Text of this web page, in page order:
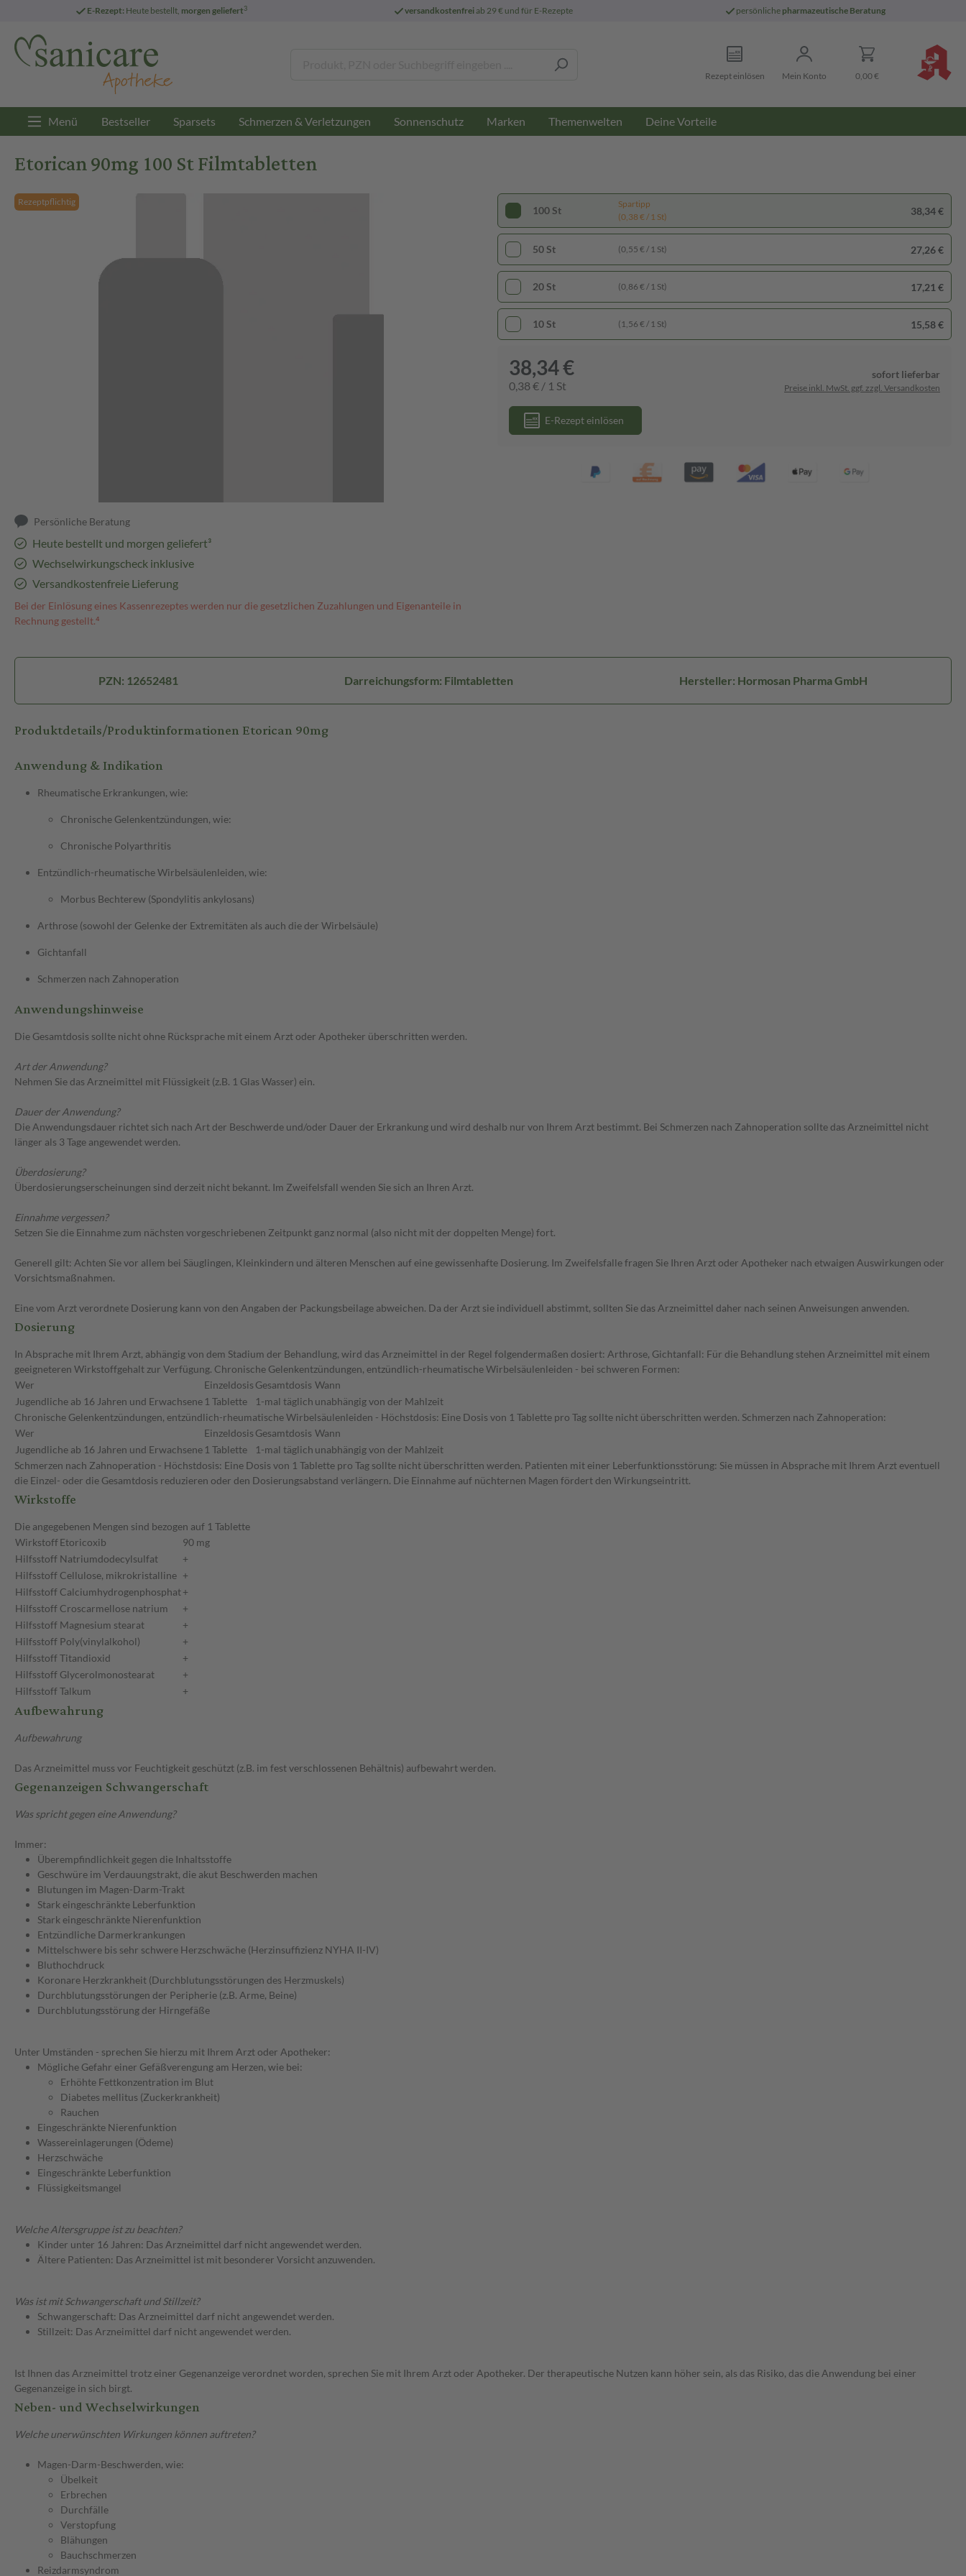
E-Rezept: Heute bestellt, morgen geliefert3 versandkostenfreiab 29 € und für E-Rezepte persönliche pharmazeutische Beratung
Rezept einlösen Mein Konto 0,00 €
Menü Bestseller Sparsets Schmerzen & Verletzungen Sonnenschutz Marken Themenwelten Deine Vorteile
Etorican 90mg 100 St Filmtabletten
Rezeptpflichtig
Persönliche Beratung
Heute bestellt und morgen geliefert³
Wechselwirkungscheck inklusive
Versandkostenfreie Lieferung
Bei der Einlösung eines Kassenrezeptes werden nur die gesetzlichen Zuzahlungen und Eigenanteile in
Rechnung gestellt.⁴
100 St
Spartipp
(0,38 € / 1 St)
38,34 €
50 St (0,55 € / 1 St) 27,26 €
20 St (0,86 € / 1 St) 17,21 €
10 St (1,56 € / 1 St) 15,58 €
38,34 €
0,38 € / 1 St
sofort lieferbar
Preise inkl. MwSt. ggf. zzgl. Versandkosten
E-Rezept einlösen
PZN: 12652481 Darreichungsform: Filmtabletten Hersteller: Hormosan Pharma GmbH
Produktdetails/Produktinformationen Etorican 90mg
Anwendung & Indikation
Rheumatische Erkrankungen, wie:
Chronische Gelenkentzündungen, wie:
Chronische Polyarthritis
Entzündlich-rheumatische Wirbelsäulenleiden, wie:
Morbus Bechterew (Spondylitis ankylosans)
Arthrose (sowohl der Gelenke der Extremitäten als auch die der Wirbelsäule)
Gichtanfall
Schmerzen nach Zahnoperation
Anwendungshinweise
Die Gesamtdosis sollte nicht ohne Rücksprache mit einem Arzt oder Apotheker überschritten werden.
Art der Anwendung?
Nehmen Sie das Arzneimittel mit Flüssigkeit (z.B. 1 Glas Wasser) ein.
Dauer der Anwendung?
Die Anwendungsdauer richtet sich nach Art der Beschwerde und/oder Dauer der Erkrankung und wird deshalb nur von Ihrem Arzt bestimmt. Bei Schmerzen nach Zahnoperation sollte das Arzneimittel nicht
länger als 3 Tage angewendet werden.
Überdosierung?
Überdosierungserscheinungen sind derzeit nicht bekannt. Im Zweifelsfall wenden Sie sich an Ihren Arzt.
Einnahme vergessen?
Setzen Sie die Einnahme zum nächsten vorgeschriebenen Zeitpunkt ganz normal (also nicht mit der doppelten Menge) fort.
Generell gilt: Achten Sie vor allem bei Säuglingen, Kleinkindern und älteren Menschen auf eine gewissenhafte Dosierung. Im Zweifelsfalle fragen Sie Ihren Arzt oder Apotheker nach etwaigen Auswirkungen oder
Vorsichtsmaßnahmen.
Eine vom Arzt verordnete Dosierung kann von den Angaben der Packungsbeilage abweichen. Da der Arzt sie individuell abstimmt, sollten Sie das Arzneimittel daher nach seinen Anweisungen anwenden.
Dosierung
In Absprache mit Ihrem Arzt, abhängig von dem Stadium der Behandlung, wird das Arzneimittel in der Regel folgendermaßen dosiert: Arthrose, Gichtanfall: Für die Behandlung stehen Arzneimittel mit einem
geeigneteren Wirkstoffgehalt zur Verfügung. Chronische Gelenkentzündungen, entzündlich-rheumatische Wirbelsäulenleiden - bei schweren Formen:
Wer
Einzeldosis Gesamtdosis Wann
Jugendliche ab 16 Jahren und Erwachsene 1 Tablette 1-mal täglich unabhängig von der Mahlzeit
Chronische Gelenkentzündungen, entzündlich-rheumatische Wirbelsäulenleiden - Höchstdosis: Eine Dosis von 1 Tablette pro Tag sollte nicht überschritten werden. Schmerzen nach Zahnoperation:
Wer
Einzeldosis Gesamtdosis Wann
Jugendliche ab 16 Jahren und Erwachsene 1 Tablette 1-mal täglich unabhängig von der Mahlzeit
Schmerzen nach Zahnoperation - Höchstdosis: Eine Dosis von 1 Tablette pro Tag sollte nicht überschritten werden. Patienten mit einer Leberfunktionsstörung: Sie müssen in Absprache mit Ihrem Arzt eventuell
die Einzel- oder die Gesamtdosis reduzieren oder den Dosierungsabstand verlängern. Die Einnahme auf nüchternen Magen fördert den Wirkungseintritt.
Wirkstoffe
Die angegebenen Mengen sind bezogen auf 1 Tablette
WirkstoffEtoricoxib
90 mg
Hilfsstoff Natriumdodecylsulfat
+
Hilfsstoff Cellulose, mikrokristalline +
Hilfsstoff Calciumhydrogenphosphat+
Hilfsstoff Croscarmellose natrium
+
Hilfsstoff Magnesium stearat
+
Hilfsstoff Poly(vinylalkohol)
+
HilfsstoffTitandioxid
+
Hilfsstoff Glycerolmonostearat
+
HilfsstoffTalkum +
Aufbewahrung
Aufbewahrung
Das Arzneimittel muss vor Feuchtigkeit geschützt (z.B. im fest verschlossenen Behältnis) aufbewahrt werden.
Gegenanzeigen Schwangerschaft
Was spricht gegen eine Anwendung?
Immer:
Überempfindlichkeit gegen die Inhaltsstoffe
Geschwüre im Verdauungstrakt, die akut Beschwerden machen
Blutungen im Magen-Darm-Trakt
Stark eingeschränkte Leberfunktion
Stark eingeschränkte Nierenfunktion
Entzündliche Darmerkrankungen
Mittelschwere bis sehr schwere Herzschwäche (Herzinsuffizienz NYHA II-IV)
Bluthochdruck
Koronare Herzkrankheit (Durchblutungsstörungen des Herzmuskels)
Durchblutungsstörungen der Peripherie (z.B. Arme, Beine)
Durchblutungsstörung der Hirngefäße
Unter Umständen - sprechen Sie hierzu mit Ihrem Arzt oder Apotheker:
Mögliche Gefahr einer Gefäßverengung am Herzen, wie bei:
Erhöhte Fettkonzentration im Blut
Diabetes mellitus (Zuckerkrankheit)
Rauchen
Eingeschränkte Nierenfunktion
Wassereinlagerungen (Ödeme)
Herzschwäche
Eingeschränkte Leberfunktion
Flüssigkeitsmangel
Welche Altersgruppe ist zu beachten?
Kinder unter 16 Jahren: Das Arzneimittel darf nicht angewendet werden.
Ältere Patienten: Das Arzneimittel ist mit besonderer Vorsicht anzuwenden.
Was ist mit Schwangerschaft und Stillzeit?
Schwangerschaft: Das Arzneimittel darf nicht angewendet werden.
Stillzeit: Das Arzneimittel darf nicht angewendet werden.
Ist Ihnen das Arzneimittel trotz einer Gegenanzeige verordnet worden, sprechen Sie mit Ihrem Arzt oder Apotheker. Der therapeutische Nutzen kann höher sein, als das Risiko, das die Anwendung bei einer
Gegenanzeige in sich birgt.
Neben- und Wechselwirkungen
Welche unerwünschten Wirkungen können auftreten?
Magen-Darm-Beschwerden, wie:
Übelkeit
Erbrechen
Durchfälle
Verstopfung
Blähungen
Bauchschmerzen
Reizdarmsyndrom